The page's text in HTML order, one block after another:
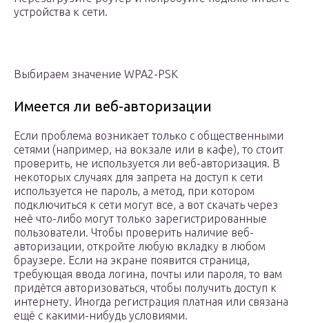
устройства к сети.
Выбираем значение WPA2-PSK
Имеется ли веб-авторизации
Если проблема возникает только с общественными
сетями (например, на вокзале или в кафе), то стоит
проверить, не используется ли веб-авторизация. В
некоторых случаях для запрета на доступ к сети
используется не пароль, а метод, при котором
подключиться к сети могут все, а вот скачать через
неё что-либо могут только зарегистрированные
пользователи. Чтобы проверить наличие веб-
авторизации, откройте любую вкладку в любом
браузере. Если на экране появится страница,
требующая ввода логина, почты или пароля, то вам
придётся авторизоваться, чтобы получить доступ к
интернету. Иногда регистрация платная или связана
ещё с какими-нибудь условиями.